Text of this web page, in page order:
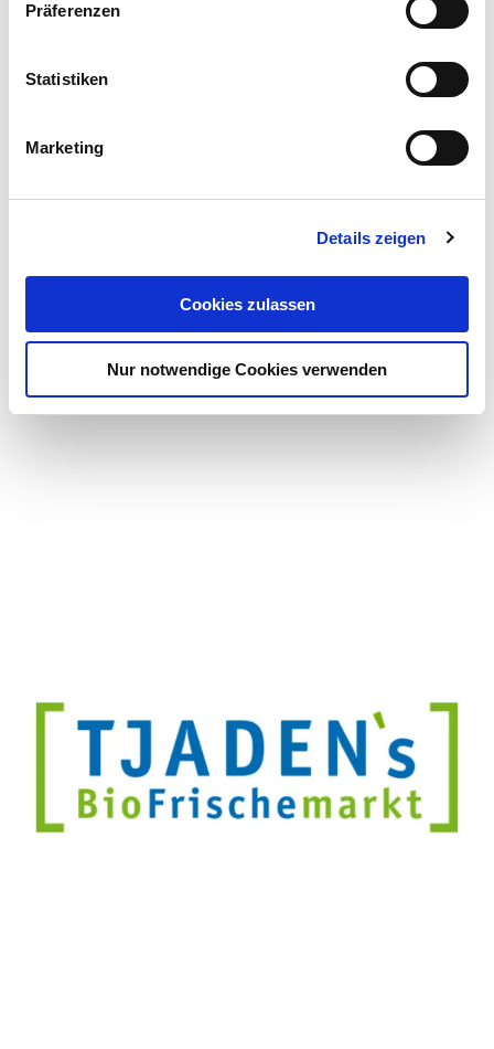
Präferenzen
Statistiken
Marketing
Details zeigen
Cookies zulassen
Nur notwendige Cookies verwenden